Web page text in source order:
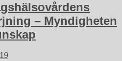
– Myndigheten